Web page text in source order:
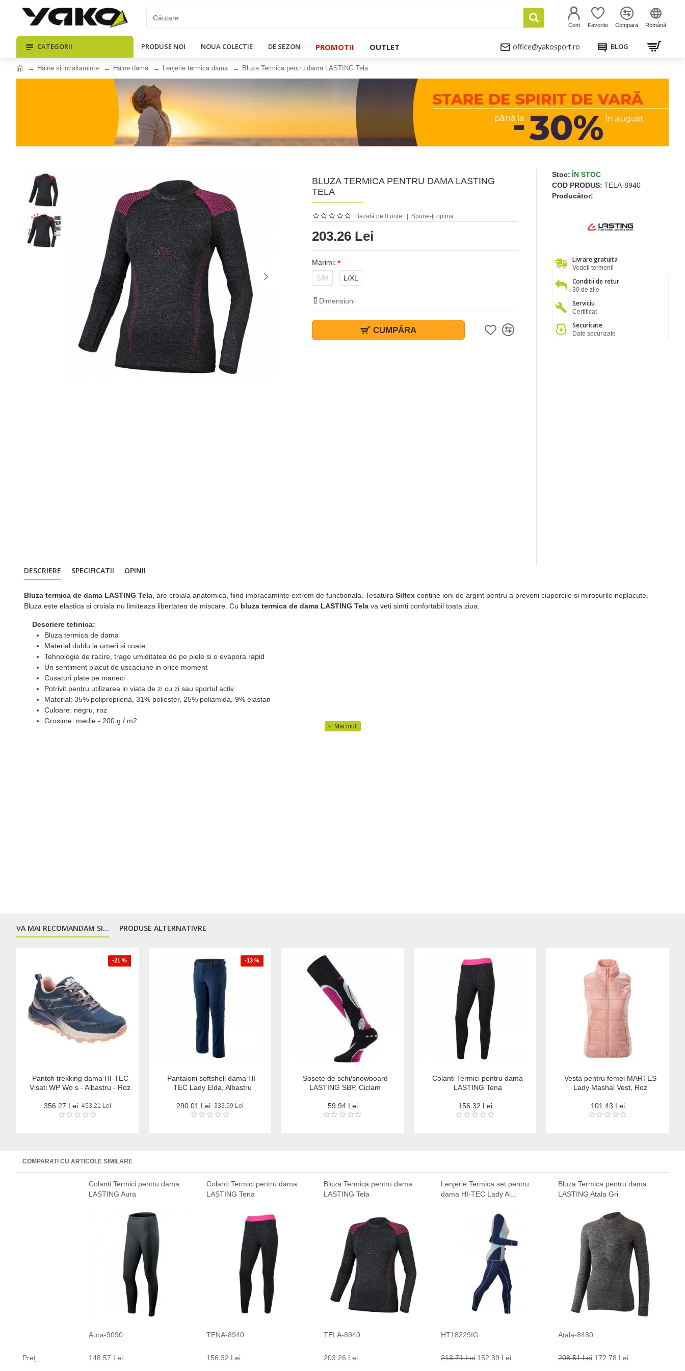
Cont Favorite Compara Română
CATEGORII PRODUSE NOI NOUA COLECTIE DE SEZON PROMOTII OUTLET office@yakosport.ro BLOG
Haine si incaltaminte Haine dama Lenjerie termica dama Bluza Termica pentru dama LASTING Tela
BLUZA TERMICA PENTRU DAMA LASTING
TELA
Bazată pe 0 note. Spune-ţi opinia
203.26 Lei
Marimi:
S/M
L/XL
Dimensiuni
CUMPĂRA
Stoc: ÎN STOC
COD PRODUS: TELA-8940
Producător:
Livrare gratuita
Vedeti termenii
Conditii de retur
30 de zile
Serviciu
Certificat
Securitate
Date securizate
DESCRIERE SPECIFICATII OPINII
Bluza termica de dama LASTING Tela , are croiala anatomica, fiind imbracaminte extrem de functionala. Tesatura Siltex contine ioni de argint pentru a preveni ciupercile si mirosurile neplacute.
Bluza este elastica si croiala nu limiteaza libertatea de miscare. Cu bluza termica de dama LASTING Tela va veti simti confortabil toata ziua.
Descriere tehnica:
Bluza termica de dama
Material dublu la umeri si coate
Tehnologie de racire, trage umiditatea de pe piele si o evapora rapid
Un sentiment placut de uscaciune in orice moment
Cusaturi plate pe maneci
Potrivit pentru utilizarea in viata de zi cu zi sau sportul activ
Material: 35% polipropilena, 31% poliester, 25% poliamida, 9% elastan
Culoare: negru, roz
Grosime: medie - 200 g / m2
VA MAI RECOMANDAM SI... PRODUSE ALTERNATIVRE
-21 %
Pantofi trekking dama HI-TEC
Visati WP Wo s - Albastru - Roz
356.27 Lei 453.21 Lei
-13 %
Pantaloni softshell dama HI-
TEC Lady Elda, Albastru
290.01 Lei 333.59 Lei
Sosete de schi/snowboard
LASTING SBP, Ciclam
59.94 Lei
Colanti Termici pentru dama
LASTING Tena
156.32 Lei
Vesta pentru femei MARTES
Lady Mashal Vest, Roz
101.43 Lei
COMPARATI CU ARTICOLE SIMILARE
Colanti Termici pentru dama
LASTING Aura
Colanti Termici pentru dama
LASTING Tena
Bluza Termica pentru dama
LASTING Tela
Lenjerie Termica set pentru
dama HI-TEC Lady Al...
Bluza Termica pentru dama
LASTING Atala Gri
Aura-9090 TENA-8940 TELA-8940 HT18229IG Atala-8480
Preţ 148.57 Lei 156.32 Lei 203.26 Lei 213.71 Lei 152.39 Lei 208.51 Lei 172.78 Lei